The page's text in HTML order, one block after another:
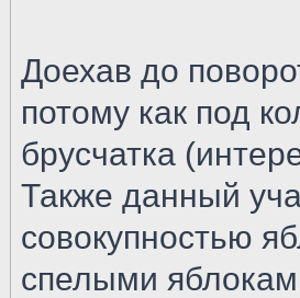
Доехав до
потому как под
брусчатка
Также данный
совокупностью
спелыми